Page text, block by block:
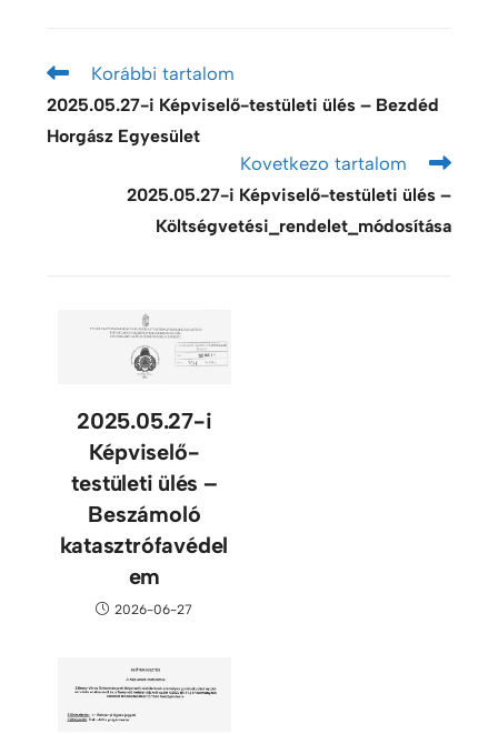
Korábbi tartalom
2025.05.27-i Képviselő-testületi ülés – Bezdéd
Horgász Egyesület
Kovetkezo tartalom
2025.05.27-i Képviselő-testületi ülés –
Költségvetési_rendelet_módosítása
2025.05.27-i
Képviselő-
testületi ülés –
Beszámoló
katasztrófavédel
em
2026-06-27